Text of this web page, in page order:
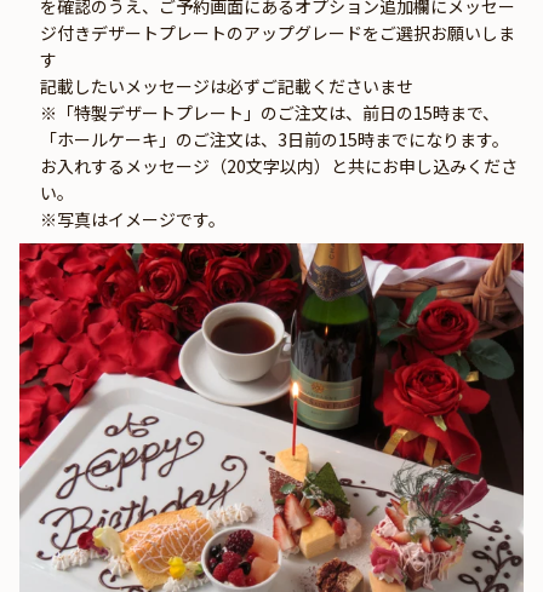
を確認のうえ、ご予約画面にあるオプション追加欄にメッセー
ジ付きデザートプレートのアップグレードをご選択お願いしま
す
記載したいメッセージは必ずご記載くださいませ
※「特製デザートプレート」のご注文は、前日の15時まで、
「ホールケーキ」のご注文は、3日前の15時までになります。
お入れするメッセージ（20文字以内）と共にお申し込みくださ
い。
※写真はイメージです。